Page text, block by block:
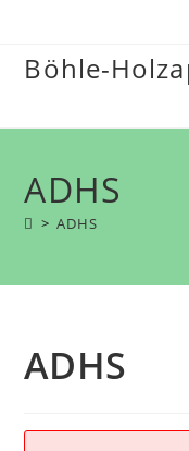
springen
Böhle-
ADHS
> ADHS
ADHS